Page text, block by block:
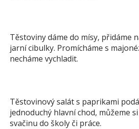
Těstoviny dáme do mísy, přidáme
jarní cibulky. Promícháme s
necháme vychladit.
Těstovinový salát s paprikami
jednoduchý hlavní chod, můžeme
svačinu do školy či práce.